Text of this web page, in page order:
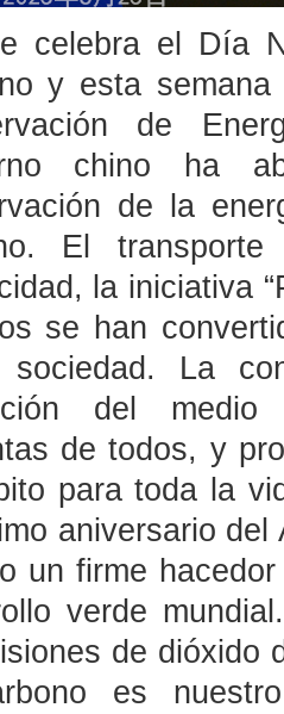
celebra el Día
y esta
de
chino ha
de la
El
la iniciativa
se han
La
del medio
de todos, y
para toda la
aniversario
un firme
verde
de dióxido
es